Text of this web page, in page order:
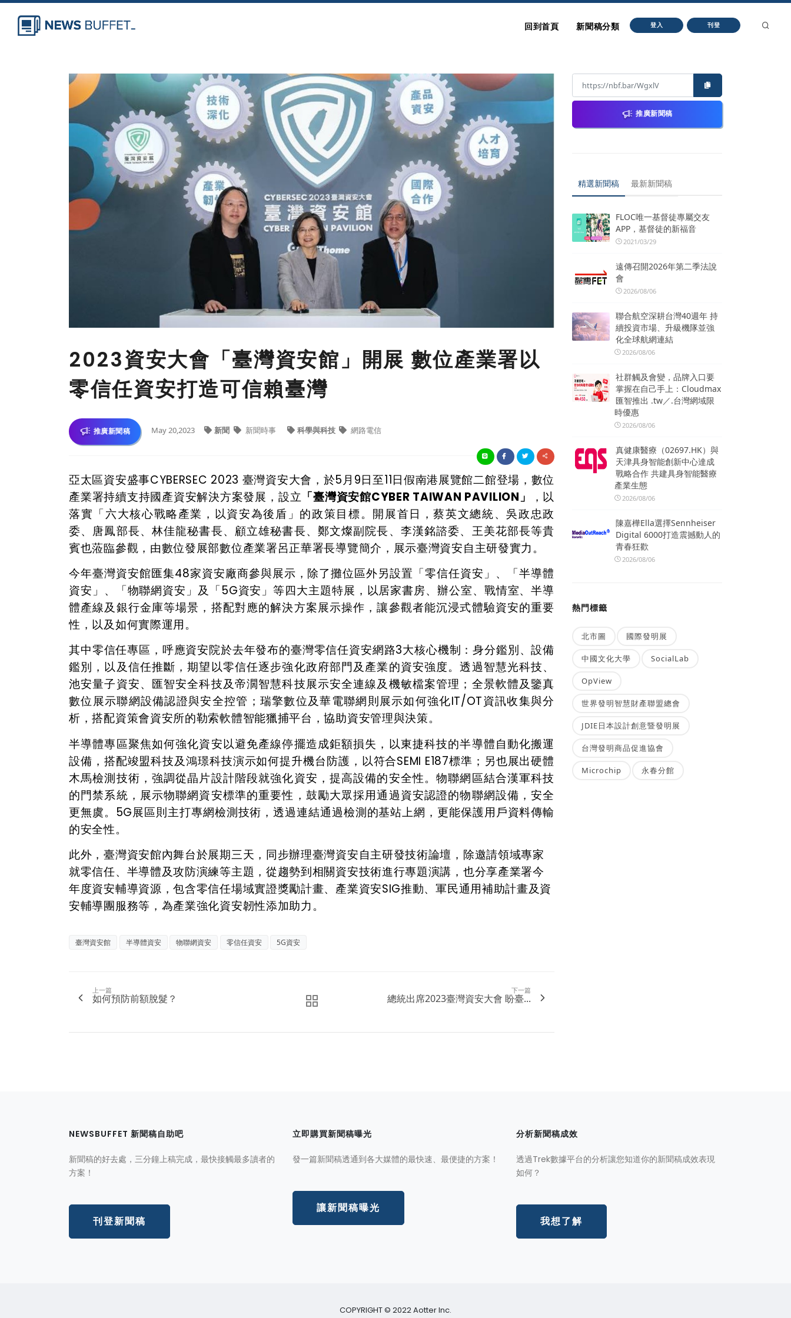
回到首頁 新聞稿分類 登入 刊登
2023資安大會「臺灣資安館」開展 數位產業署以
零信任資安打造可信賴臺灣
推廣新聞稿 May 20,2023 新聞 新聞時事 科學與科技 網路電信
亞太區資安盛事CYBERSEC 2023 臺灣資安大會，於5月9日至11日假南港展覽館二館登場，數位
產業署持續支持國產資安解決方案發展，設立 「臺灣資安館CYBER TAIWAN PAVILION」
，以
落實「六大核心戰略產業，以資安為後盾」的政策目標。開展首日，蔡英文總統、吳政忠政
委、唐鳳部長、林佳龍秘書長、顧立雄秘書長、鄭文燦副院長、李漢銘諮委、王美花部長等貴
賓也蒞臨參觀，由數位發展部數位產業署呂正華署長導覽簡介，展示臺灣資安自主研發實力。
今年臺灣資安館匯集48家資安廠商參與展示，除了攤位區外另設置「零信任資安」、「半導體
資安」、「物聯網資安」及「5G資安」等四大主題特展，以居家書房、辦公室、戰情室、半導
體產線及銀行金庫等場景，搭配對應的解決方案展示操作，讓參觀者能沉浸式體驗資安的重要
性，以及如何實際運用。
其中零信任專區，呼應資安院於去年發布的臺灣零信任資安網路3大核心機制：身分鑑別、設備
鑑別，以及信任推斷，期望以零信任逐步強化政府部門及產業的資安強度。透過智慧光科技、
池安量子資安、匯智安全科技及帝濶智慧科技展示安全連線及機敏檔案管理；全景軟體及鑒真
數位展示聯網設備認證與安全控管；瑞擎數位及華電聯網則展示如何強化IT/OT資訊收集與分
析，搭配資策會資安所的勒索軟體智能獵捕平台，協助資安管理與決策。
半導體專區聚焦如何強化資安以避免產線停擺造成鉅額損失，以東捷科技的半導體自動化搬運
設備，搭配竣盟科技及鴻璟科技演示如何提升機台防護，以符合SEMI E187標準；另也展出硬體
木馬檢測技術，強調從晶片設計階段就強化資安，提高設備的安全性。物聯網區結合漢軍科技
的門禁系統，展示物聯網資安標準的重要性，鼓勵大眾採用通過資安認證的物聯網設備，安全
更無虞。5G展區則主打專網檢測技術，透過連結通過檢測的基站上網，更能保護用戶資料傳輸
的安全性。
此外，臺灣資安館內舞台於展期三天，同步辦理臺灣資安自主研發技術論壇，除邀請領域專家
就零信任、半導體及攻防演練等主題，從趨勢到相關資安技術進行專題演講，也分享產業署今
年度資安輔導資源，包含零信任場域實證獎勵計畫、產業資安SIG推動、軍民通用補助計畫及資
安輔導團服務等，為產業強化資安韌性添加助力。
臺灣資安館 半導體資安 物聯網資安 零信任資安 5G資安
上一篇
如何預防前額脫髮？
下一篇
總統出席2023臺灣資安大會 盼臺...
推廣新聞稿
精選新聞稿 最新新聞稿
FLOC唯一基督徒專屬交友
APP，基督徒的新福音
2021/03/29
遠傳召開2026年第二季法說
會
2026/08/06
聯合航空深耕台灣40週年 持
續投資市場、升級機隊並強
化全球航網連結
2026/08/06
社群觸及會變，品牌入口要
掌握在自己手上：Cloudmax
匯智推出 .tw／.台灣網域限
時優惠
2026/08/06
真健康醫療（02697.HK）與
天津具身智能創新中心達成
戰略合作 共建具身智能醫療
產業生態
2026/08/06
陳嘉樺Ella選擇Sennheiser
Digital 6000打造震撼動人的
青春狂歡
2026/08/06
熱門標籤
北市圖 國際發明展
中國文化大學 SocialLab
OpView
世界發明智慧財產聯盟總會
JDIE日本設計創意暨發明展
台灣發明商品促進協會
Microchip 永春分館
NEWSBUFFET 新聞稿自助吧
新聞稿的好去處，三分鐘上稿完成，最快接觸最多讀者的
方案！
刊登新聞稿
立即購買新聞稿曝光
發一篇新聞稿透通到各大媒體的最快速、最便捷的方案！
讓新聞稿曝光
分析新聞稿成效
透過Trek數據平台的分析讓您知道你的新聞稿成效表現
如何？
我想了解
COPYRIGHT © 2022 Aotter Inc.